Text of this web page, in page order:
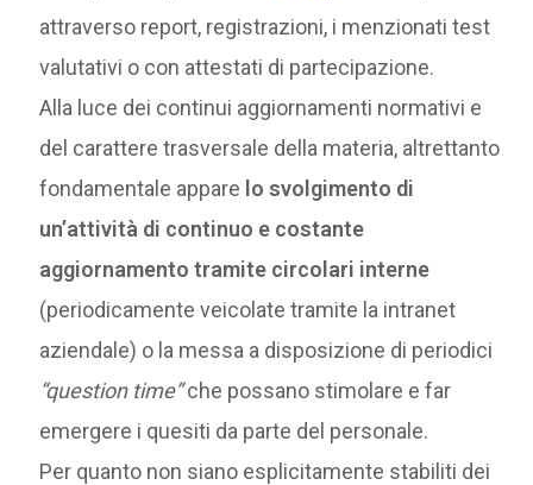
attraverso report, registrazioni, i menzionati test
valutativi o con attestati di partecipazione.
Alla luce dei continui aggiornamenti normativi e
del carattere trasversale della materia, altrettanto
fondamentale appare lo svolgimento di
un’attività di continuo e costante
aggiornamento tramite circolari interne
(periodicamente veicolate tramite la intranet
aziendale) o la messa a disposizione di periodici
“question time”che possano stimolare e far
emergere i quesiti da parte del personale.
Per quanto non siano esplicitamente stabiliti dei